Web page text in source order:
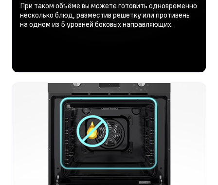
При таком объёме вы можете готовить одновременно
несколько блюд, разместив решетку или противень
на одном из 5 уровней боковых направляющих.